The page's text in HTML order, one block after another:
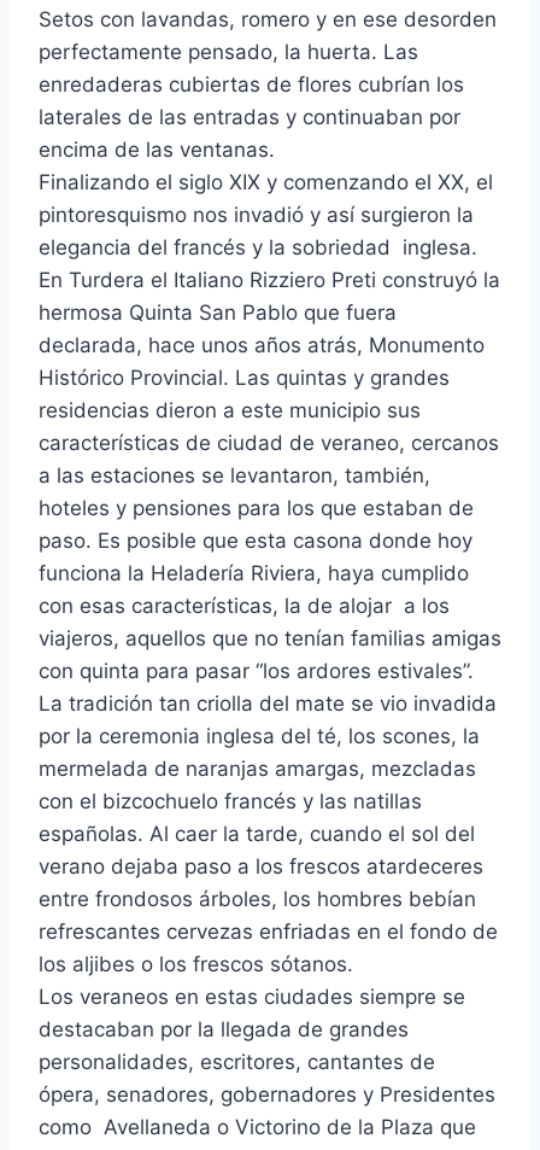
Setos con lavandas, romero y en ese desorden
perfectamente pensado, la huerta. Las
enredaderas cubiertas de flores cubrían los
laterales de las entradas y continuaban por
encima de las ventanas.
Finalizando el siglo XIX y comenzando el XX, el
pintoresquismo nos invadió y así surgieron la
elegancia del francés y la sobriedad inglesa.
En Turdera el Italiano Rizziero Preti construyó la
hermosa Quinta San Pablo que fuera
declarada, hace unos años atrás, Monumento
Histórico Provincial. Las quintas y grandes
residencias dieron a este municipio sus
características de ciudad de veraneo, cercanos
a las estaciones se levantaron, también,
hoteles y pensiones para los que estaban de
paso. Es posible que esta casona donde hoy
funciona la Heladería Riviera, haya cumplido
con esas características, la de alojar a los
viajeros, aquellos que no tenían familias amigas
con quinta para pasar “los ardores estivales”.
La tradición tan criolla del mate se vio invadida
por la ceremonia inglesa del té, los scones, la
mermelada de naranjas amargas, mezcladas
con el bizcochuelo francés y las natillas
españolas. Al caer la tarde, cuando el sol del
verano dejaba paso a los frescos atardeceres
entre frondosos árboles, los hombres bebían
refrescantes cervezas enfriadas en el fondo de
los aljibes o los frescos sótanos.
Los veraneos en estas ciudades siempre se
destacaban por la llegada de grandes
personalidades, escritores, cantantes de
ópera, senadores, gobernadores y Presidentes
como Avellaneda o Victorino de la Plaza que